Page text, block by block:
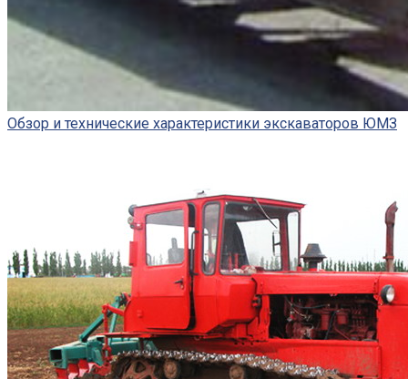
Обзор и технические характеристики экскаваторов ЮМЗ